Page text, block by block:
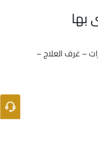
بها
– غرف العلاج –